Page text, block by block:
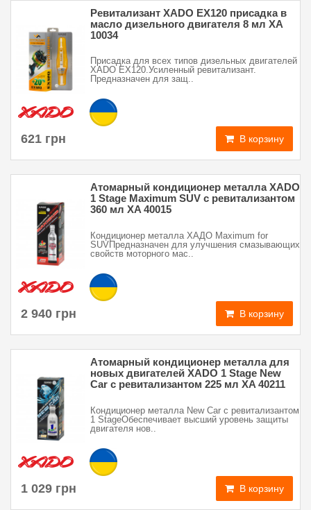
Ревитализант XADO EX120 присадка в
масло дизельного двигателя 8 мл XA
10034
Присадка для всех типов дизельных двигателей
XADO EX120.Усиленный ревитализант.
Предназначен для защ..
621 грн В корзину
Атомарный кондиционер металла XADO
1 Stage Maximum SUV с ревитализантом
360 мл XA 40015
Кондиционер металла ХАДО Maximum for
SUVПредназначен для улучшения смазывающих
свойств моторного мас..
2 940 грн В корзину
Атомарный кондиционер металла для
новых двигателей XADO 1 Stage New
Car с ревитализантом 225 мл XA 40211
Кондиционер металла New Car с ревитализантом
1 StageОбеспечивает высший уровень защиты
двигателя нов..
1 029 грн В корзину